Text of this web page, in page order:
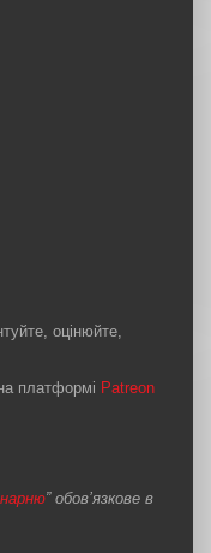
оцінюйте,
платформі Patreon
” обов’язкове в